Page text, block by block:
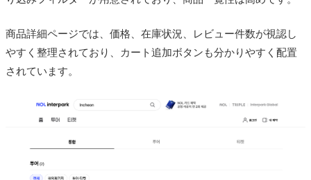
商品詳細ページでは、価格、在庫状況、レビュー件数が視認し
やすく整理されており、カート追加ボタンも分かりやすく配置
されています。